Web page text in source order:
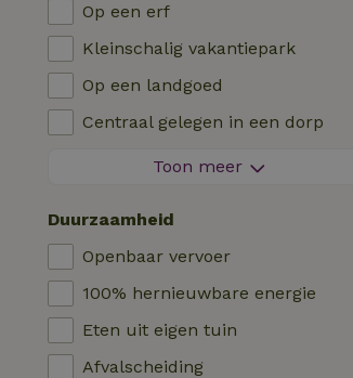
Barbecue
Verwarming (CV)
Kinderstoel
Auto laadpaal
Zwembad (gemeenschappelijk)
Rolstoel toegankelijk
Zwembad (privé)
Villa
Glamping
Blokhut
Logies
Pipowagen
Safaritent
Kampeerplek
Boot
Op een erf
Kleinschalig vakantiepark
Op een landgoed
Centraal gelegen in een dorp
Aan de rand van een dorp
Toon meer
Duurzaamheid
Openbaar vervoer
100% hernieuwbare energie
Eten uit eigen tuin
Afvalscheiding